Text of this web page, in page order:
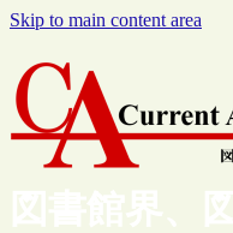
Skip to main content area
図書館界、